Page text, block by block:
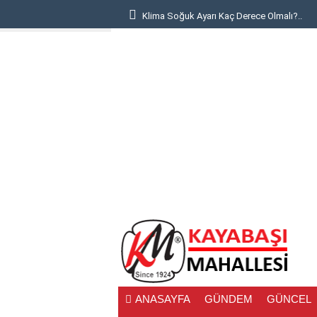
Klima Soğuk Ayarı Kaç Derece Olmalı?..
deneme
bonusu
ANASAYFA GÜNDEM GÜNCEL